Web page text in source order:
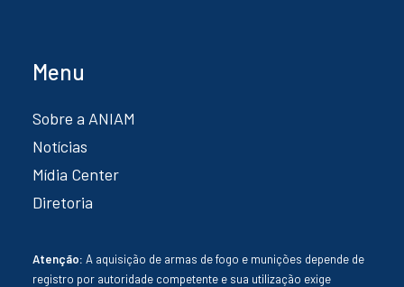
Menu
Sobre a ANIAM
Notícias
Mídia Center
Diretoria
Atenção: A aquisição de armas de fogo e munições depende de
registro por autoridade competente e sua utilização exige